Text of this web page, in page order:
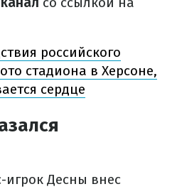
российского
стадиона в Херсоне,
сердце
игрок Десны внес